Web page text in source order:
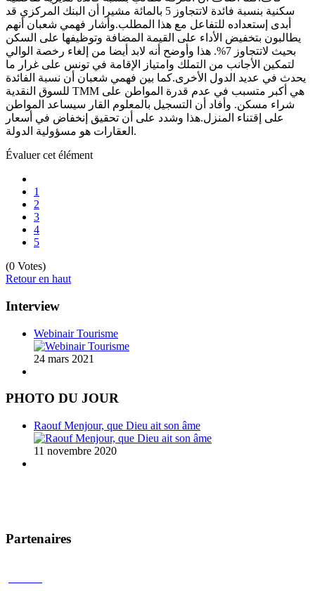
سكنية بنسبة فائدة لاتتجاوز 5 بالمائة مشيرا أن البنك المركزي قد
أبدى إستعداده للتفاعل مع هذا المطلب.وأشار فهمي شعبان أنهم
يطالبون بتخفيض الأداء على القيمة المضافة وتوظيفها على السكن
بحيث لاتتجاوز 7%. هذا وأوضح أنه لابد أيضا من إلغاء رخصة الوالي
لتمكين الأجانب من التملك وامتياز الإقامة في تونس على غرار ما
يحدث في عديد الدول الأخرى.كما بين فهمي شعبان أن نسبة الفائدة
للسوق النقدية TMM هي أكبر متسبب في عدم قدرة المواطن على
شراء مسكن. وأفاد أن التسجيل بالمعلوم القار سيساعد المواطن
على إقتناء المنزل.هذا وشدد على أن تحقيق إنخفاض في أسعار
العقارات هو مسؤولية الدولة.
Évaluer cet élément
1
2
3
4
5
(0 Votes)
Retour en haut
Interview
Webinair Tourisme
24 mars 2021
PHOTO DU JOUR
Raouf Menjour, que Dieu ait son âme
11 novembre 2020
Partenaires